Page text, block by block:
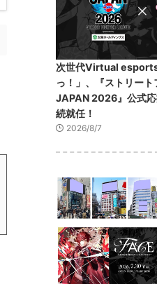
次世代Virtual
っ！」、『ストリー
JAPAN 2026』公式
続就任！
2026/8/7